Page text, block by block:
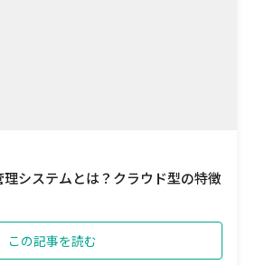
システムとは？クラウド型の特徴
この記事を読む